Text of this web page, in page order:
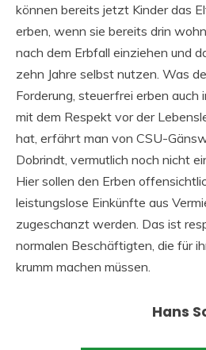
können bereits jetzt Kinder das
erben, wenn sie bereits drin
nach dem Erbfall einziehen und
zehn Jahre selbst nutzen. Was
Forderung, steuerfrei erben auch
mit dem Respekt vor der
hat, erfährt man von CSU-
Dobrindt, vermutlich noch nicht
Hier sollen den Erben
leistungslose Einkünfte aus
zugeschanzt werden. Das ist
normalen Beschäftigten, die für
krumm machen müssen.
Hans